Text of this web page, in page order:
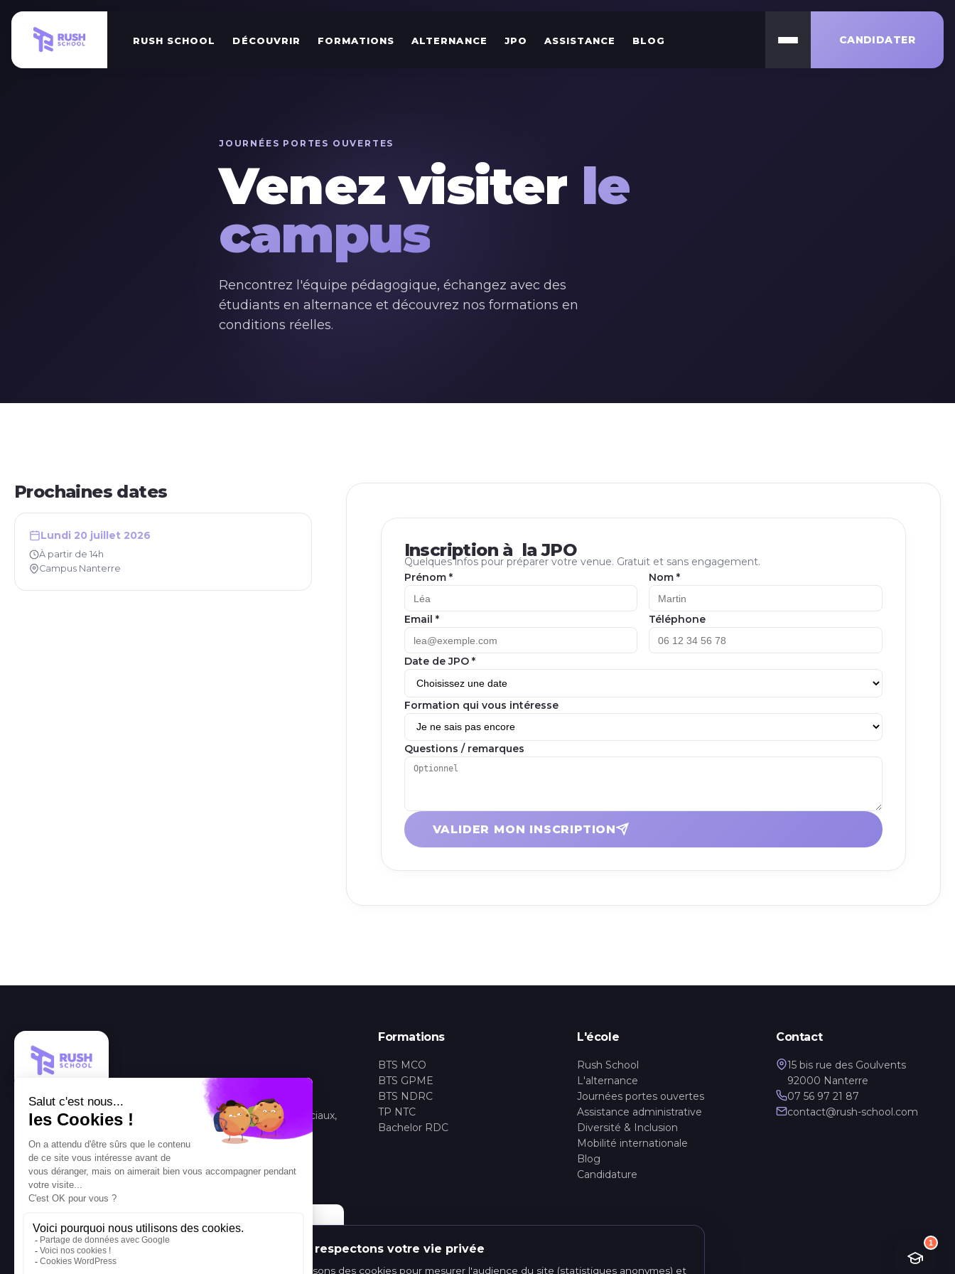
RUSH SCHOOL DÉCOUVRIR FORMATIONS ALTERNANCE JPO ASSISTANCE BLOG CANDIDATER
JOURNÉES PORTES OUVERTES
Venez visiter le
campus
Rencontrez l'équipe pédagogique, échangez avec des
étudiants en alternance et découvrez nos formations en
conditions réelles.
Prochaines dates
Lundi 20 juillet 2026
À partir de 14h
Campus Nanterre
Inscription à la JPO
Quelques infos pour préparer votre venue. Gratuit et sans engagement.
Prénom *
Nom *
Email * Téléphone
Date de JPO *
Formation qui vous intéresse
Questions / remarques
VALIDER MON INSCRIPTION
L'école nouvelle génération qui prépare les talents commerciaux,
certif O pac
La certification Qualiopi a été délivrée au titre de la catégorie d'action
Formations
BTS MCO
BTS GPME
BTS NDRC
TP NTC
Bachelor RDC
L'école
Rush School
L'alternance
Journées portes ouvertes
Assistance administrative
Diversité & Inclusion
Mobilité internationale
Blog
Candidature
Contact
15 bis rue des Goulvents
92000 Nanterre
07 56 97 21 87
contact@rush-school.com
Nous respectons votre vie privée
Nous utilisons des cookies pour mesurer l'audience du site (statistiques anonymes) et
1